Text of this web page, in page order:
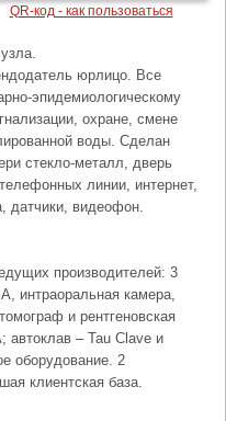
QR-код - как пользоваться
юрлицо. Все
эпидемиологическому
охране, смене
воды. Сделан
стекло-металл, дверь
линии, интернет,
датчики, видеофон.
производителей: 3
интраоральная камера,
и рентгеновская
автоклав – Tau Clave и
оборудование. 2
клиентская база.